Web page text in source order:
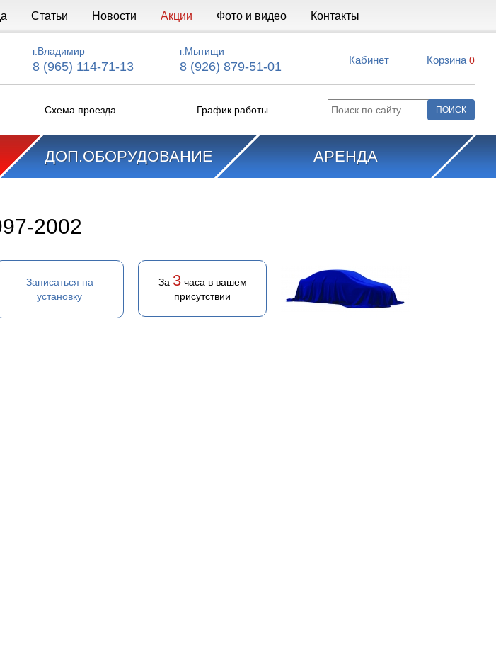
Статьи Новости Акции Фото и видео Контакты
г.Владимир
8 (965) 114-71-13
г.Мытищи
8 (926) 879-51-01 Кабинет Корзина 0
Схема проезда График работы
ДОП.ОБОРУДОВАНИЕ АРЕНДА
2002
Записаться на
установку
За 3часа в вашем
присутствии